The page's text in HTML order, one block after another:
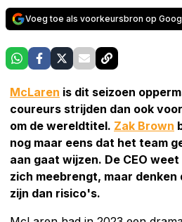
Voeg toe als voorkeursbron op
McLaren is dit seizoen
coureurs strijden dan ook
om de wereldtitel. Zak Brown
nog maar eens dat het team
aan gaat wijzen. De CEO
zich meebrengt, maar
zijn dan risico's.